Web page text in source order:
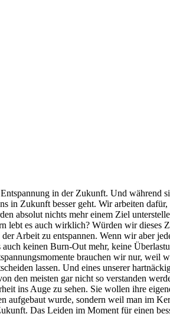
in der Zukunft. Und
in Zukunft besser geht. Wir arbeiten
absolut nichts mehr einem Ziel
lebt es auch wirklich? Würden wir
Arbeit zu entspannen. Wenn wir aber
keinen Burn-Out mehr, keine
brauchen wir nur,
lassen. Und eines unserer
den meisten gar nicht so verstanden
ins Auge zu sehen. Sie wollen ihre
wurde, sondern weil man im
Das Leiden im Moment für einen